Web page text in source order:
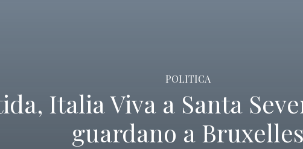
POLITICA
Italia Viva a Santa
guardano a Bruxelles